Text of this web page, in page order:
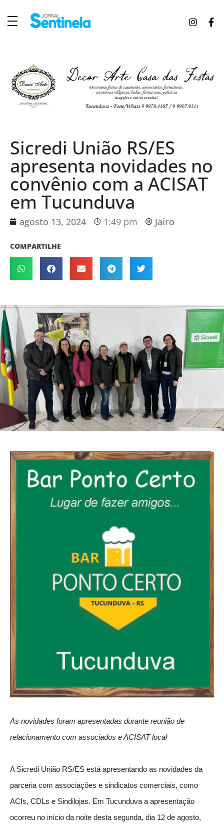
Sicredi União RS/ES
apresenta novidades no
convênio com a ACISAT
em Tucunduva
agosto 13, 2024 1:49 pm Jairo
COMPARTILHE
As novidades foram apresentadas durante reunião de
relacionamento com associados e ACISAT local
A Sicredi União RS/ES está apresentando as novidades da
parceria com associações e sindicatos comerciais, como
ACIs, CDLs e Sindilojas. Em Tucunduva a apresentação
ocorreu no início da noite desta segunda, dia 12 de agosto,